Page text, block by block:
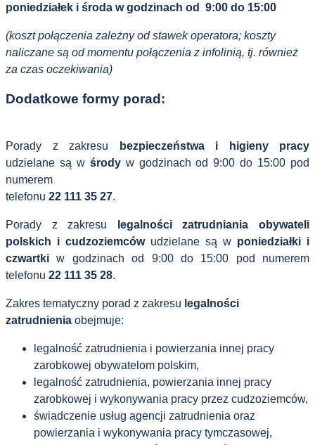
poniedziałek i środa w godzinach od 9:00 do 15:00
(koszt połączenia zależny od stawek operatora; koszty
naliczane są od momentu połączenia z infolinią, tj. również
za czas oczekiwania)
Dodatkowe formy porad:
Porady z zakresu
bezpieczeństwa i higieny pracy
udzielane są w środyw godzinach od 9:00 do 15:00 pod
numerem
telefonu 22 111 35 27.
Porady z zakresu
legalności zatrudniania obywateli
polskich i cudzoziemcówudzielane są w poniedziałki i
czwartki w godzinach od 9:00 do 15:00 pod numerem
telefonu 22 111 35 28.
Zakres tematyczny porad z zakresu legalności
zatrudnienia obejmuje:
legalność zatrudnienia i powierzania innej pracy
zarobkowej obywatelom polskim,
legalność zatrudnienia, powierzania innej pracy
zarobkowej i wykonywania pracy przez cudzoziemców,
świadczenie usług agencji zatrudnienia oraz
powierzania i wykonywania pracy tymczasowej,